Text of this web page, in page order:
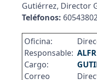
Gutiérrez, Director
Teléfonos:
Oficina:
Responsable:
Cargo:
Correo